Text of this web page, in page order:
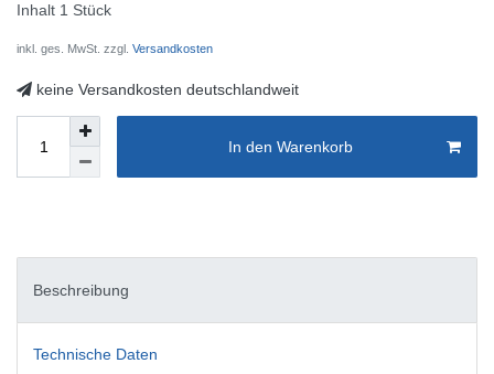
Inhalt 1 Stück
inkl. ges. MwSt. zzgl. Versandkosten
keine Versandkosten deutschlandweit
In den Warenkorb
Beschreibung
Technische Daten